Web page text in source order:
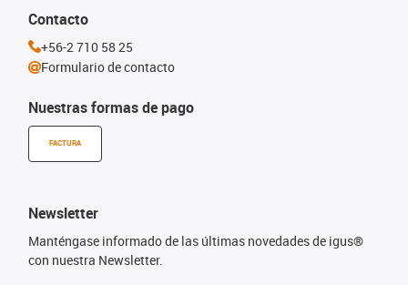
Nuestras formas de pago
FACTURA
Newsletter
Manténgase informado de las últimas novedades de igus®
con nuestra Newsletter.
Contacto
+56-2 710 58 25
Formulario de contacto